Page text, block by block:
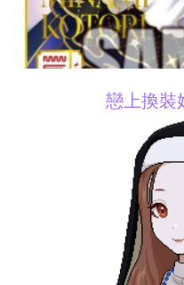
戀上換裝